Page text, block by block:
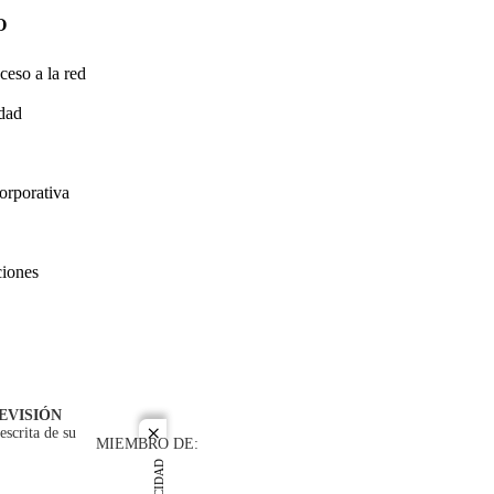
close
a la red
de su
MIEMBRO DE: